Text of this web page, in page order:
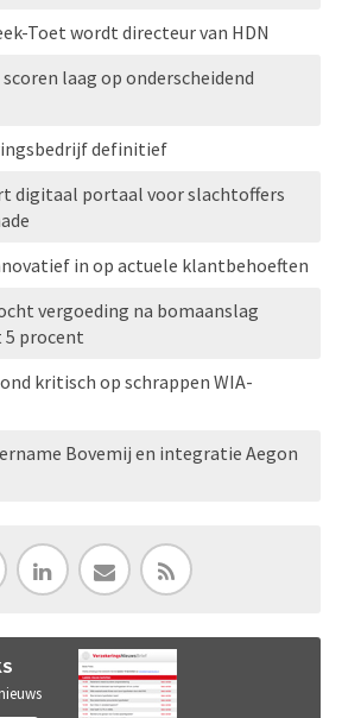
Toet wordt directeur van HDN
laag op onderscheidend
definitief
digitaal portaal voor slachtoffers
in op actuele klantbehoeften
vergoeding na bomaanslag
procent
kritisch op schrappen WIA-
Bovemij en integratie Aegon